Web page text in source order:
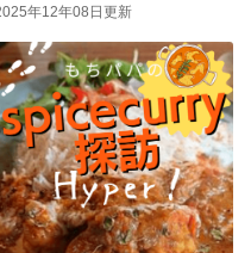
年12年08日更新